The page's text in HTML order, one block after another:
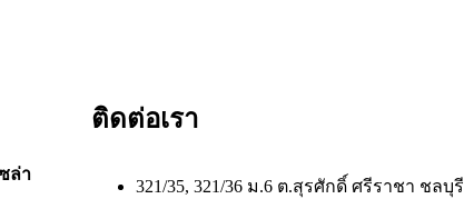
ล่า
ติดต่อเรา
321/35, 321/36 ม.6 ต.สุรศักดิ์ ศรีราชา ชลบุรี